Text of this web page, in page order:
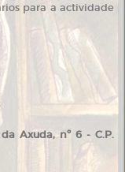
para a actividade
Axuda, nº 6 - C.P.